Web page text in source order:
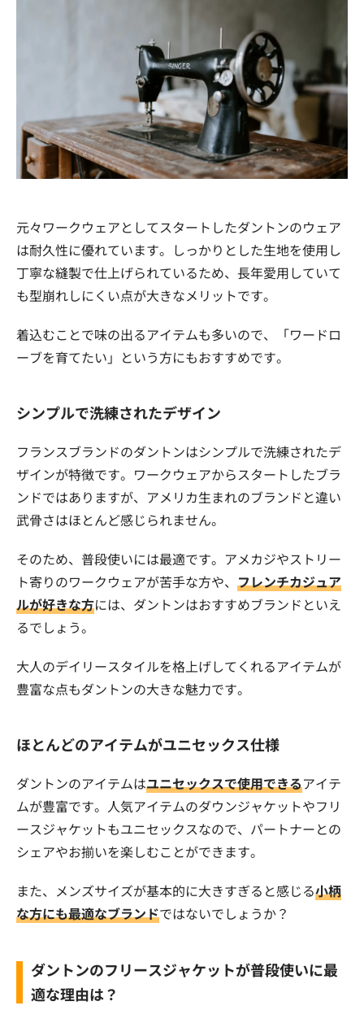
元々ワークウェアとしてスタートしたダントンのウェア
は耐久性に優れています。しっかりとした生地を使用し
丁寧な縫製で仕上げられているため、長年愛用していて
も型崩れしにくい点が大きなメリットです。
着込むことで味の出るアイテムも多いので、「ワードロ
ーブを育てたい」という方にもおすすめです。
シンプルで洗練されたデザイン
フランスブランドのダントンはシンプルで洗練されたデ
ザインが特徴です。ワークウェアからスタートしたブラ
ンドではありますが、アメリカ生まれのブランドと違い
武骨さはほとんど感じられません。
そのため、普段使いには最適です。アメカジやストリー
ト寄りのワークウェアが苦手な方や、 フレンチカジュア
ルが好きな方には、ダントンはおすすめブランドといえ
るでしょう。
大人のデイリースタイルを格上げしてくれるアイテムが
豊富な点もダントンの大きな魅力です。
ほとんどのアイテムがユニセックス仕様
ダントンのアイテムはユニセックスで使用できるアイテ
ムが豊富です。人気アイテムのダウンジャケットやフリ
ースジャケットもユニセックスなので、パートナーとの
シェアやお揃いを楽しむことができます。
また、メンズサイズが基本的に大きすぎると感じる小柄
な方にも最適なブランドではないでしょうか？
ダントンのフリースジャケットが普段使いに最
適な理由は？